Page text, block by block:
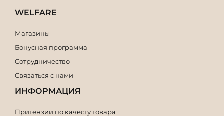
WELFARE
Магазины
Бонусная программа
Сотрудничество
Связаться с нами
ИНФОРМАЦИЯ
Притензии по качесту товара